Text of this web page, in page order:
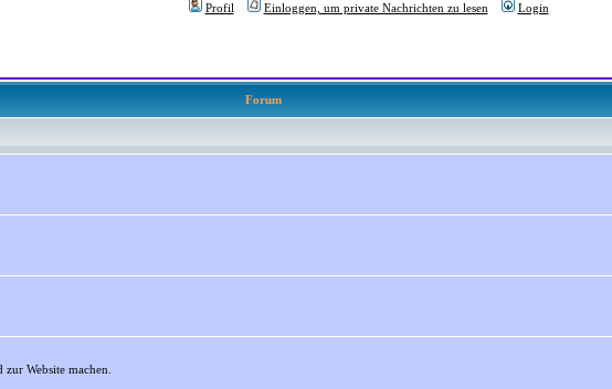
Profil
Einloggen, um private Nachrichten zu lesen Login
Forum
Website machen.